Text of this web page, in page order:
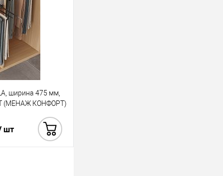
ширина 475 мм,
(МЕНАЖ КОНФОРТ)
шт